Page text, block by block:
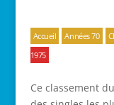
Accueil Années 70
1975
Ce classement